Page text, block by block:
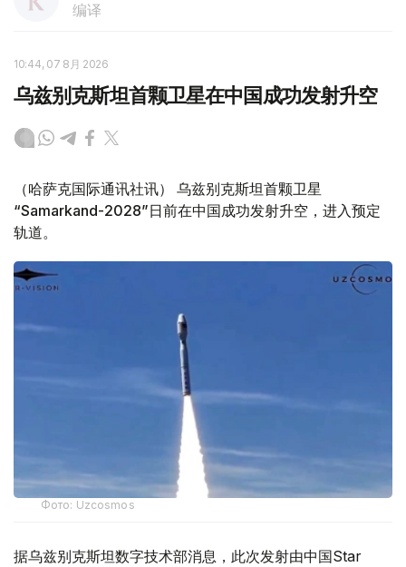
编译
10:44, 07 8月 2026
乌兹别克斯坦首颗卫星在中国成功发射升空
（哈萨克国际通讯社讯） 乌兹别克斯坦首颗卫星
“Samarkand-2028”日前在中国成功发射升空，进入预定
轨道。
Фото: Uzcosmos
据乌兹别克斯坦数字技术部消息，此次发射由中国Star